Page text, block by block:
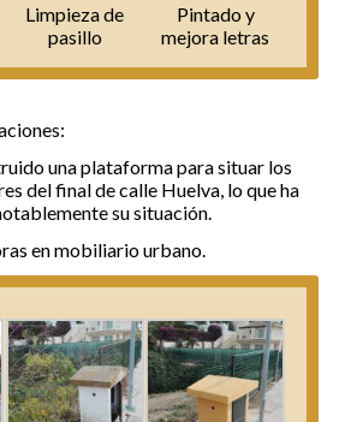
Limpieza de
pasillo
Pintado y
mejora letras
una plataforma para situar los
del final de calle Huelva, lo que ha
su situación.
en mobiliario urbano.